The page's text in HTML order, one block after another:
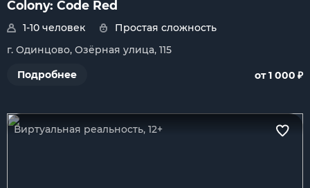
Colony: Code Red
1-10 человек
Простая сложность
г. Одинцово, Озёрная улица, 115
Подробнее
от 1 000 ₽
Виртуальная реальность, 12+